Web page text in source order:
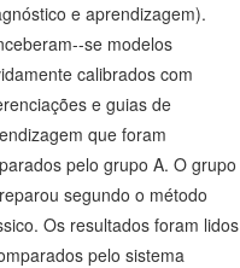
e aprendizagem).
se modelos
calibrados com
e guias de
que foram
pelo grupo A. O grupo
segundo o método
Os resultados foram lidos
pelo sistema